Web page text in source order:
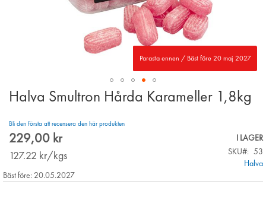
Parasta ennen / Bäst före 20 maj 2027
Skip
of
the
gallery
Halva Smultron Hårda Karameller 1,8kg
Bli den första att recensera den här produkten
229,00 kr
127.22 kr/kgs
I LAGER
SKU
53
Halva
Bäst före: 20.05.2027